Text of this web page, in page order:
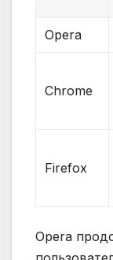
Opera
Chrome
Firefox
Opera